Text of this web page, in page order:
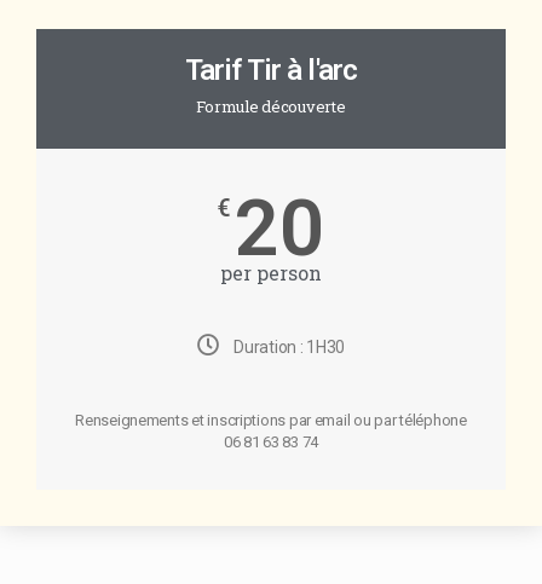
Tarif Tir à l'arc
Formule découverte
€ 20
per person
Duration : 1H30
Renseignements et inscriptions par email ou par téléphone
06 81 63 83 74